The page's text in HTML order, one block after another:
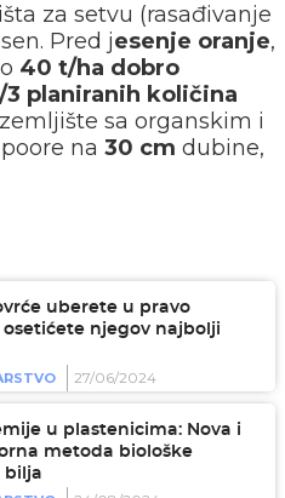
za setvu (rasađivanje
Pred jesenje oranje,
40 t/ha dobro
3 planiranih količina
sa organskim i
na 30 cm dubine,
uberete u pravo
osetićete njegov najbolji
27/06/2024
u plastenicima: Nova i
metoda biološke
bilja